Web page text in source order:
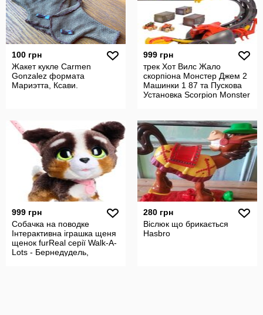
100 грн
Жакет кукле Carmen
Gonzalez формата
Мариэтта, Ксави.
999 грн
трек Хот Вилс Жало
скорпіона Монстер Джем 2
Машинки 1 87 та Пускова
Установка Scorpion Monster
999 грн
Собачка на поводке
Інтерактивна іграшка щеня
щенок furReal серії Walk-A-
Lots - Бернедудель,
280 грн
Віслюк що брикається
Hasbro